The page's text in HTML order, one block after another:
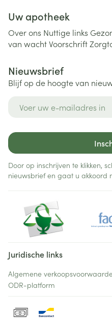
Uw apotheek
Over ons Nuttige links
van wachtVoorschrift
Nieuwsbrief
Blijf op de hoogte van
Door op inschrijven te klikken,
nieuwsbrief en gaat u akkoord
Juridische links
Algemene
ODR-platform